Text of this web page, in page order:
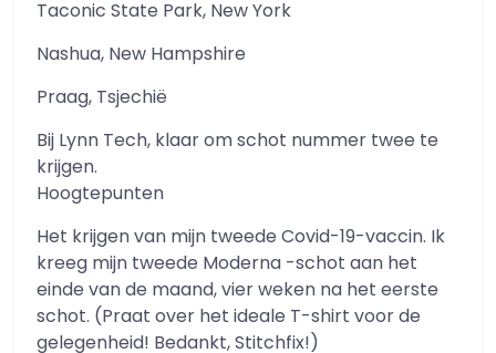
Taconic State Park, New York
Nashua, New Hampshire
Praag, Tsjechië
Bij Lynn Tech, klaar om schot nummer twee te
krijgen.
Hoogtepunten
Het krijgen van mijn tweede Covid-19-vaccin. Ik
kreeg mijn tweede Moderna -schot aan het
einde van de maand, vier weken na het eerste
schot. (Praat over het ideale T-shirt voor de
gelegenheid! Bedankt, Stitchfix!)